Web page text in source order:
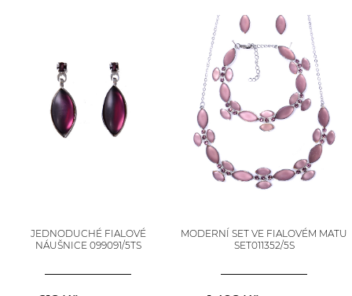
JEDNODUCHÉ FIALOVÉ
NÁUŠNICE 099091/5TS
MODERNÍ SET VE FIALOVÉM MATU
SET011352/5S